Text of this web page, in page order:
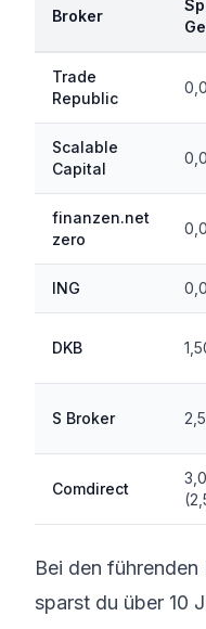
Broker
Trade
Republic
Scalable
Capital
finanzen.net
zero
ING
DKB
S Broker
Comdirect
Bei den
sparst du über 10